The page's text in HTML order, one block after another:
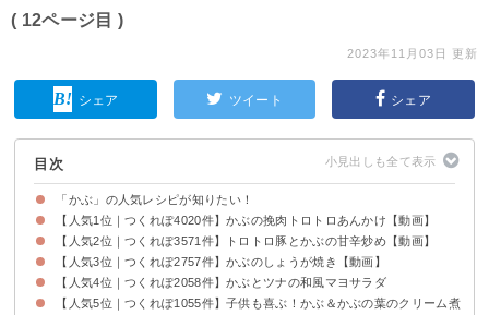
( 12ページ目 )
2023年11月03日 更新
シェア ツイート シェア
目次
「かぶ」の人気レシピが知りたい！
【人気1位｜つくれぽ4020件】かぶの挽肉トロトロあんかけ【動画】
【人気2位｜つくれぽ3571件】トロトロ豚とかぶの甘辛炒め【動画】
【人気3位｜つくれぽ2757件】かぶのしょうが焼き【動画】
【人気4位｜つくれぽ2058件】かぶとツナの和風マヨサラダ
【人気5位｜つくれぽ1055件】子供も喜ぶ！かぶ＆かぶの葉のクリーム煮